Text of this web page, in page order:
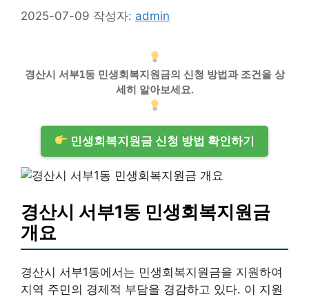
2025-07-09 작성자: admin
경산시 서부1동 민생회복지원금의 신청 방법과 조건을 상
세히 알아보세요.
민생회복지원금 신청 방법 확인하기
경산시 서부1동 민생회복지원금
개요
경산시 서부1동에서는 민생회복지원금을 지원하여
지역 주민의 경제적 부담을 경감하고 있다. 이 지원